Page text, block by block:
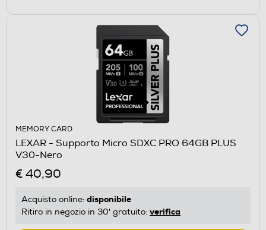
MEMORY CARD
LEXAR - Supporto Micro SDXC PRO 64GB PLUS
V30-Nero
€ 40,90
Acquisto online: disponibile
Ritiro in negozio in 30' gratuito: verifica